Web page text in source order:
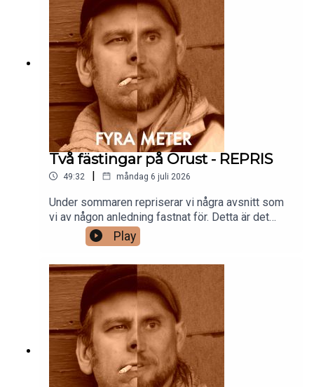
Två fästingar på Orust - REPRIS
49:32 | måndag 6 juli 2026
Under sommaren repriserar vi några avsnitt som
vi av någon anledning fastnat för. Detta är det
tredje. Håll tillgodo och glad sommar!/Gänget
bakom Fyra meter
Play